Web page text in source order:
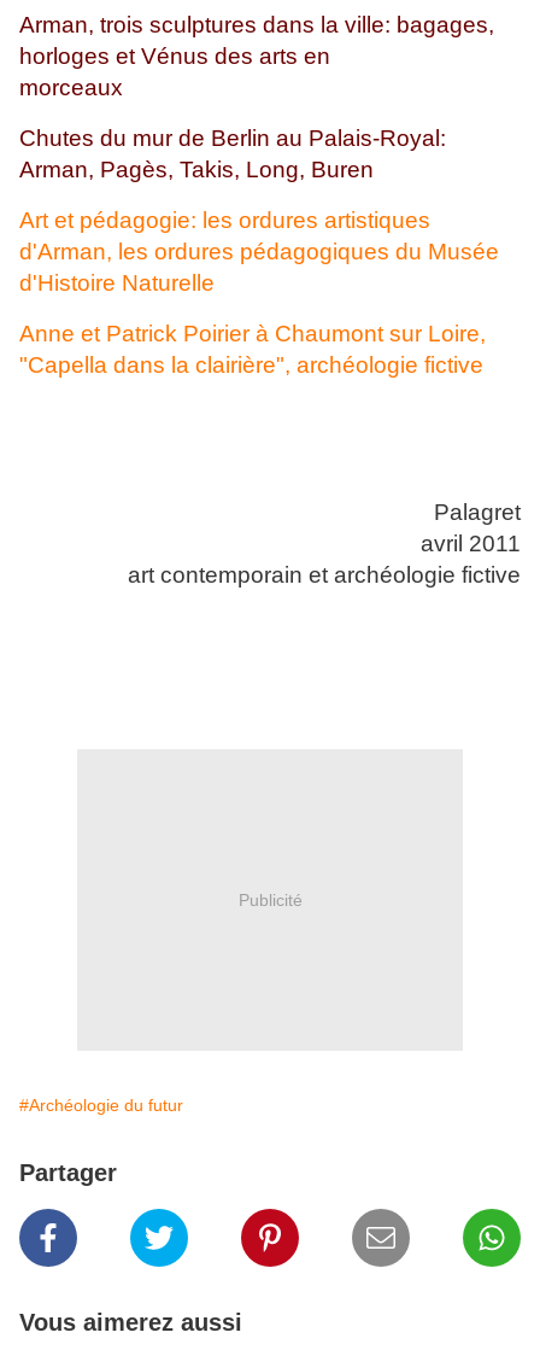
Arman, trois sculptures dans la ville: bagages,
horloges et Vénus des arts en
morceaux
Chutes du mur de Berlin au Palais-Royal:
Arman, Pagès, Takis, Long, Buren
Art et pédagogie: les ordures artistiques
d'Arman, les ordures pédagogiques du Musée
d'Histoire Naturelle
Anne et Patrick Poirier à Chaumont sur Loire,
"Capella dans la clairière", archéologie fictive
Palagret
avril 2011
art contemporain et archéologie fictive
Publicité
#Archéologie du futur
Partager
Vous aimerez aussi